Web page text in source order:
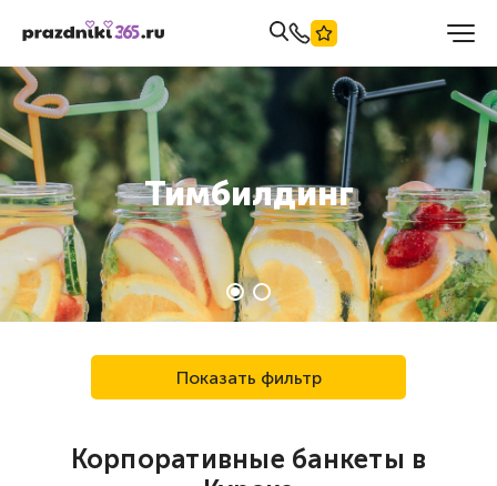
Тимбилдинг
Показать фильтр
Корпоративные банкеты в